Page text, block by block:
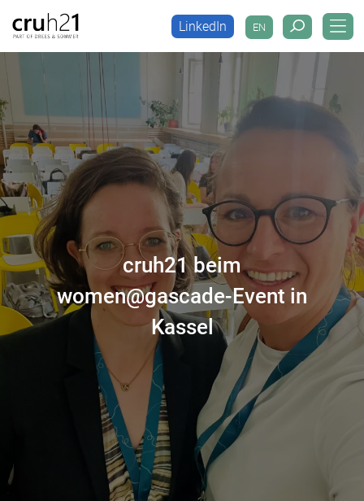
EN
LinkedIn EN
LinkedIn
cruh21 beim
women@gascade-Event in
Kassel